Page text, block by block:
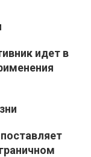
идет в